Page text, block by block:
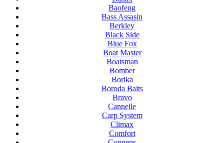
Baofeng
Bass Assasin
Berkley
Black Side
Blue Fox
Boat Master
Boatsman
Bomber
Borika
Boroda Baits
Bravo
Cannelle
Carp System
Climax
Comfort